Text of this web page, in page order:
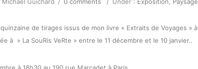
de tirages issus de mon livre « Extraits de Voyages » à
à » La SouRis VeRte » entre le 11 décembre et le 10 janvier..